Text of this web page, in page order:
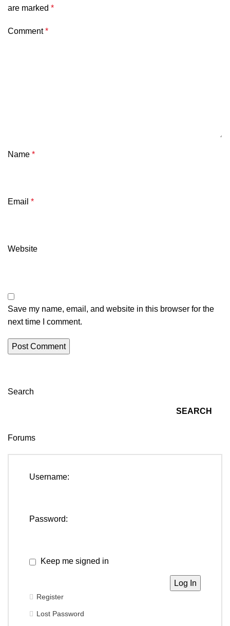
are marked *
Comment*
Name *
Email *
Website
Save my name, email, and website in this browser for the
next time I comment.
Search
SEARCH
Forums
Username:
Password:
Keep me signed in
Log In
Register
Lost Password